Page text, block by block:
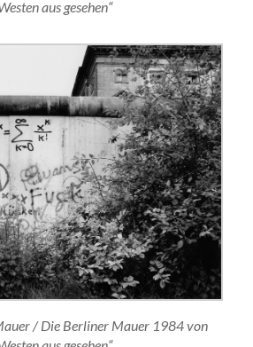
aus gesehen“
/ Die Berliner Mauer 1984 von